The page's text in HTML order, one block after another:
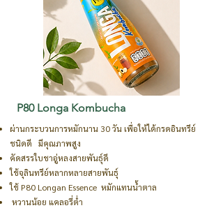
P80 Longa Kombucha
ผ่านกระบวนการหมักนาน 30 วัน เพื่อให้ได้กรดอินทรีย์
ชนิดดี มีคุณภาพสูง
คัดสรรใบชาอู่หลงสายพันธ์ุดี
ใช้จุลินทรีย์หลากหลายสายพันธุ์
ใช้ P80 Longan Essence หมักแทนน้ำตาล
หวานน้อย แคลอรี่ต่ำ